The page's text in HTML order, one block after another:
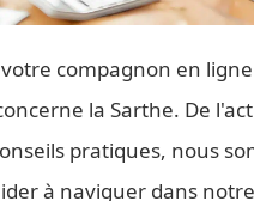
compagnon en
la Sarthe. De
pratiques, nous
à naviguer dans